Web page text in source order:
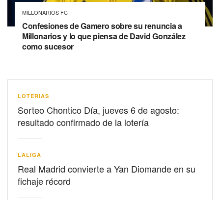
MILLONARIOS FC
Confesiones de Gamero sobre su renuncia a
Millonarios y lo que piensa de David González
como sucesor
LOTERIAS
Sorteo Chontico Día, jueves 6 de agosto:
resultado confirmado de la lotería
LALIGA
Real Madrid convierte a Yan Diomande en su
fichaje récord